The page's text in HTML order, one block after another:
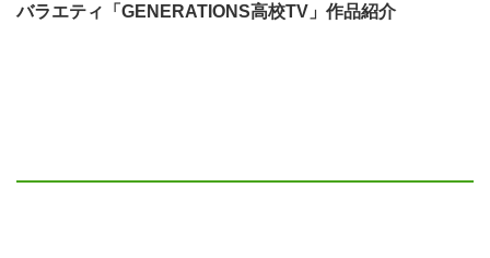
バラエティ「GENERATIONS高校TV」作品紹介